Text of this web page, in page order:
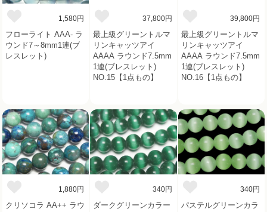
1,580円
フローライト AAA- ラ
ウンド7～8mm1連(ブ
レスレット)
37,800円
最上級グリーントルマ
リンキャッツアイ
AAAA ラウンド7.5mm
1連(ブレスレット)
NO.15【1点もの】
39,800円
最上級グリーントルマ
リンキャッツアイ
AAAA ラウンド7.5mm
1連(ブレスレット)
NO.16【1点もの】
1,880円
クリソコラ AA++ ラウ
340円
ダークグリーンカラー
340円
パステルグリーンカラ